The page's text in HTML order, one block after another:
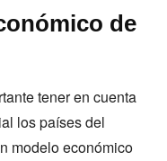
de
tener en cuenta
los países del
modelo económico